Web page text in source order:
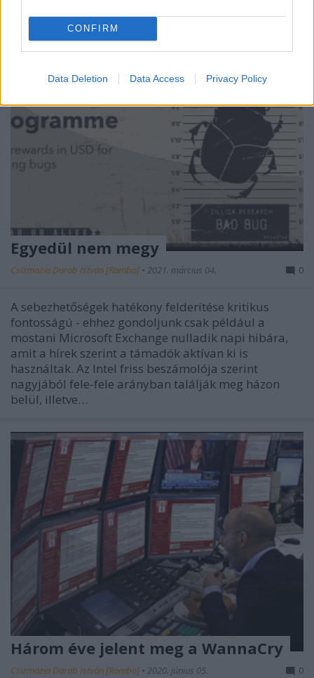
CONFIRM
Data Deletion Data Access Privacy Policy
Egyedül nem megy
Csizmazia Darab István [Rambo] • 2021. március 04. 0
A sebezhetőségek hatékony felderítése kritikus
fontosságú - ehhez gondoljunk csak például a
mostani Microsoft Exchange nulladik napi hibára,
amit a hírek szerint a támadók aktívan ki is
használtak. Az Intel friss beszámolója szerint
nagyjából fele-fele arányban találják meg házon
belül, illetve…
Három éve jelent meg a WannaCry
Csizmazia Darab István [Rambo] • 2020. június 05. 0